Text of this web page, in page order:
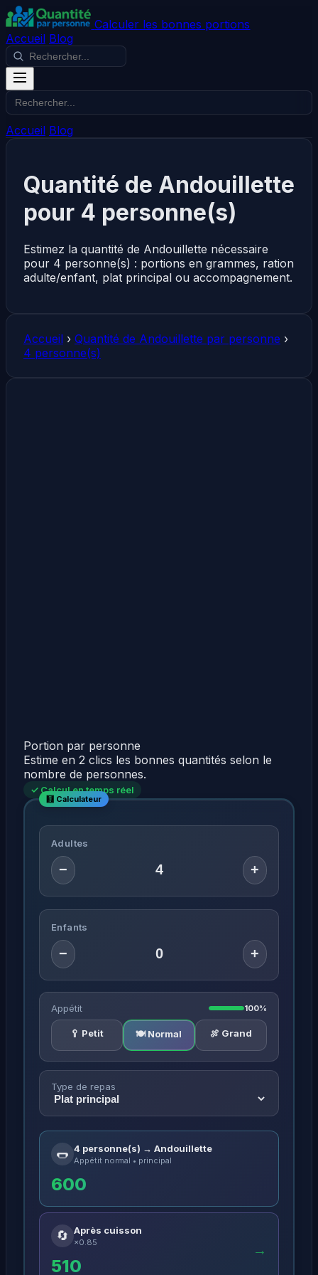
Calculer les bonnes portions
Accueil Blog
Accueil Blog
Quantité de Andouillette
pour 4 personne(s)
Estimez la quantité de Andouillette nécessaire
pour 4 personne(s) : portions en grammes, ration
adulte/enfant, plat principal ou accompagnement.
Accueil › Quantité de Andouillette par personne ›
4 personne(s)
Portion par personne
Estime en 2 clics les bonnes quantités selon le
nombre de personnes.
✓ Calcul en temps réel
Adultes
− +
Enfants
− +
Appétit 100%
🥄 Petit 🍽️ Normal 🍖 Grand
Type de repas
🌭 4 personne(s) → Andouillette
Appétit normal • principal
600
🔄 Après cuisson
×0.85
510
→